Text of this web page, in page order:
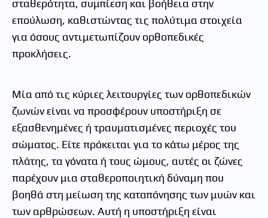
σταθερότητα, συμπίεση και βοήθεια στην
επούλωση, καθιστώντας τις πολύτιμα στοιχεία
για όσους αντιμετωπίζουν ορθοπεδικές
προκλήσεις.
Μία από τις κύριες λειτουργίες των ορθοπεδικών
ζωνών είναι να προσφέρουν υποστήριξη σε
εξασθενημένες ή τραυματισμένες περιοχές του
σώματος. Είτε πρόκειται για το κάτω μέρος της
πλάτης, τα γόνατα ή τους ώμους, αυτές οι ζώνες
παρέχουν μια σταθεροποιητική δύναμη που
βοηθά στη μείωση της καταπόνησης των μυών και
των αρθρώσεων. Αυτή η υποστήριξη είναι